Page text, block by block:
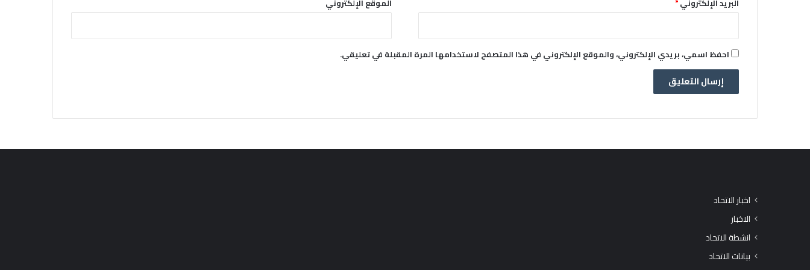
البريد الإلكتروني* الموقع الإلكتروني
احفظ اسمي، بريدي الإلكتروني، والموقع الإلكتروني في هذا المتصفح لاستخدامها المرة المقبلة في تعليقي.
اخبار الاتحاد
الاخبار
انشطة الاتحاد
بيانات الاتحاد